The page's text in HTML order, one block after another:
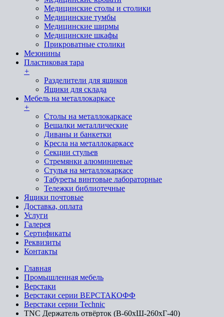
Медицинские столы и столики
Медицинские тумбы
Медицинские ширмы
Медицинские шкафы
Прикроватные столики
Мезонины
Пластиковая тара
+
Разделители для ящиков
Ящики для склада
Мебель на металлокаркасе
+
Cтолы на металлокаркасе
Вешалки металлические
Диваны и банкетки
Кресла на металлокаркасе
Секции стульев
Стремянки алюминиевые
Стулья на металлокаркасе
Табуреты винтовые лабораторные
Тележки библиотечные
Ящики почтовые
Доставка, оплата
Услуги
Галерея
Сертификаты
Реквизиты
Контакты
Главная
Промышленная мебель
Верстаки
Верстаки серии ВЕРСТАКОФФ
Верстаки серии Technic
TNC Держатель отвёрток (В-60хШ-260хГ-40)